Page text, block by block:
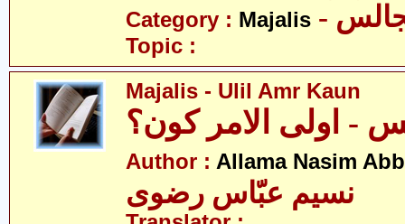
Category : Majalis
Topic :
Majalis - Ulil Amr Kaun
- اولی الامر کون؟
Author : Allama Nasim
نسیم عبّاس رضوی